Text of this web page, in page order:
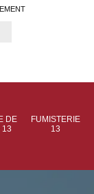
DE
13
FUMISTERIE
13